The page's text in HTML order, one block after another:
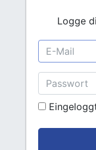
Logge